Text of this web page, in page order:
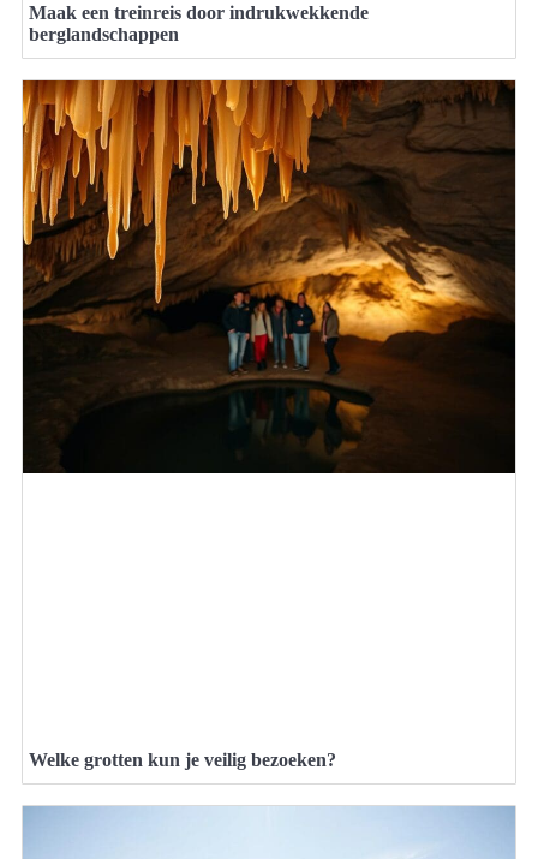
Maak een treinreis door indrukwekkende
berglandschappen
Welke grotten kun je veilig bezoeken?